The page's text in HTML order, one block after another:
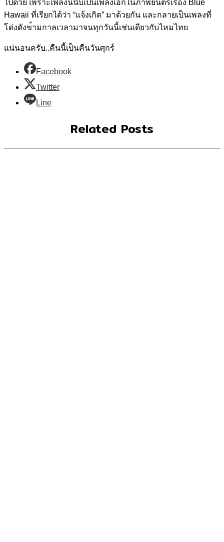
ไปด้วย เพราะเพลงนี้นับเป็นเพลงเอกในภาพยนตร์เรื่อง Blue
Hawaii ที่เรียกได้ว่า “แจ้งเกิด” มาด้วยกัน และกลายเป็นเพลงที่
โด่งดังข้ามกาลเวลามาจนทุกวันนี้เช่นเดียวกับไหมไทย
แน่นอนครับ..คืนนี้เป็นคืนวันศุกร์
Facebook
Twitter
Line
Related Posts